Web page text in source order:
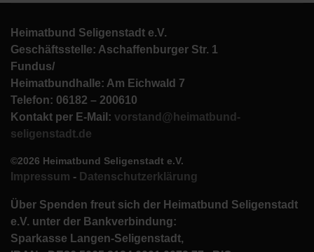
Heimatbund Seligenstadt e.V.
Geschäftsstelle: Aschaffenburger Str. 1
Fundus/
Heimatbundhalle: Am Eichwald 7
Telefon: 06182 – 200610
Kontakt per E-Mail: vorstand@heimatbund-
seligenstadt.de
©2026 Heimatbund Seligenstadt e.V.
Impressum - Datenschutzerklärung
Über Spenden freut sich der Heimatbund Seligenstadt
e.V. unter der Bankverbindung:
Sparkasse Langen-Seligenstadt,